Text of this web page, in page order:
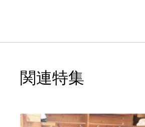
関連特集